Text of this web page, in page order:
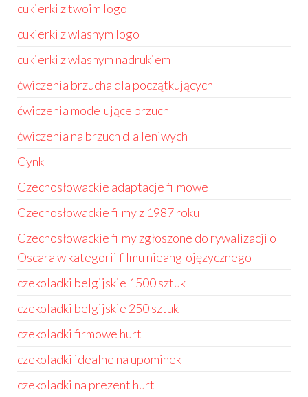
cukierki z twoim logo
cukierki z wlasnym logo
cukierki z własnym nadrukiem
ćwiczenia brzucha dla początkujących
ćwiczenia modelujące brzuch
ćwiczenia na brzuch dla leniwych
Cynk
Czechosłowackie adaptacje filmowe
Czechosłowackie filmy z 1987 roku
Czechosłowackie filmy zgłoszone do rywalizacji o
Oscara w kategorii filmu nieanglojęzycznego
czekoladki belgijskie 1500 sztuk
czekoladki belgijskie 250 sztuk
czekoladki firmowe hurt
czekoladki idealne na upominek
czekoladki na prezent hurt